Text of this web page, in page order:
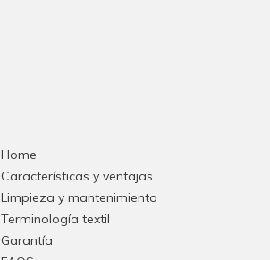
Home
Características y ventajas
Limpieza y mantenimiento
Terminología textil
Garantía